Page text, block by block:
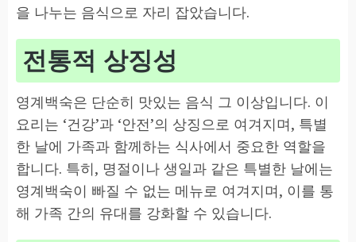
을 나누는 음식으로 자리 잡았습니다.
전통적 상징성
영계백숙은 단순히 맛있는 음식 그 이상입니다. 이
요리는 ‘건강’과 ‘안전’의 상징으로 여겨지며, 특별
한 날에 가족과 함께하는 식사에서 중요한 역할을
합니다. 특히, 명절이나 생일과 같은 특별한 날에는
영계백숙이 빠질 수 없는 메뉴로 여겨지며, 이를 통
해 가족 간의 유대를 강화할 수 있습니다.